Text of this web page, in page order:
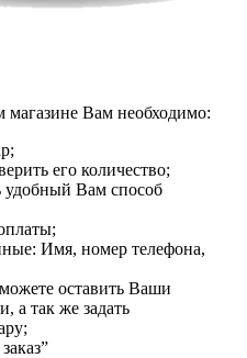
магазине Вам необходимо:
его количество;
удобный Вам способ
Имя, номер телефона,
оставить Ваши
а так же задать